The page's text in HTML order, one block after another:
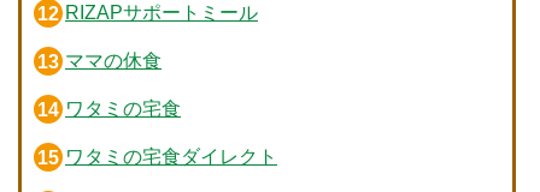
RIZAPサポートミール
ママの休食
ワタミの宅食
ワタミの宅食ダイレクト